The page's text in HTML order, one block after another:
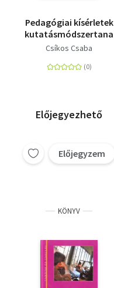
Pedagógiai kísérletek
kutatásmódszertana
Csíkos Csaba
Előjegyezhető
Előjegyzem
KÖNYV